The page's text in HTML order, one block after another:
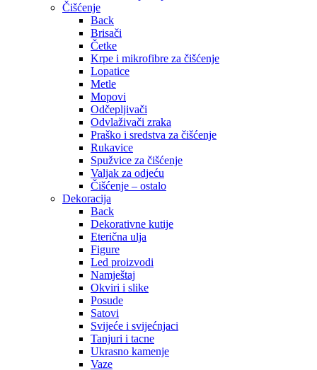
Čišćenje
Back
Brisači
Četke
Krpe i mikrofibre za čišćenje
Lopatice
Metle
Mopovi
Odčepljivači
Odvlaživači zraka
Praško i sredstva za čišćenje
Rukavice
Spužvice za čišćenje
Valjak za odjeću
Čišćenje – ostalo
Dekoracija
Back
Dekorativne kutije
Eterična ulja
Figure
Led proizvodi
Namještaj
Okviri i slike
Posude
Satovi
Svijeće i svijećnjaci
Tanjuri i tacne
Ukrasno kamenje
Vaze